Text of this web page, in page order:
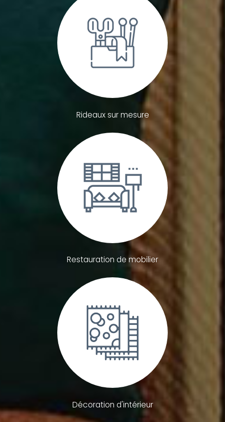
Rideaux sur mesure
Restauration de mobilier
Décoration d'intérieur